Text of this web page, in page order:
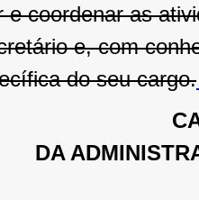
e coordenar as
e, com
do seu cargo.
DA